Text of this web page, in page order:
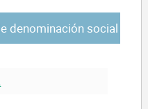
denominación social